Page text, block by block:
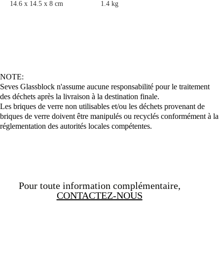
14.6 x 14.5 x 8 cm 1.4 kg
NOTE:
Seves Glassblock n'assume aucune responsabilité pour le traitement
des déchets après la livraison à la destination finale.
Les briques de verre non utilisables et/ou les déchets provenant de
briques de verre doivent être manipulés ou recyclés conformément à la
réglementation des autorités locales compétentes.
Pour toute information complémentaire,
CONTACTEZ-NOUS